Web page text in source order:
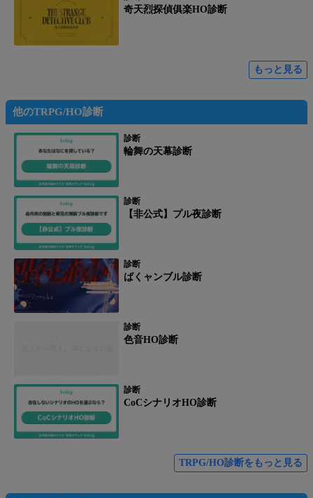
奇天烈探偵俱楽HO診断
もっと見る
他のTRPG/HO診断
診断
輪舞の天幕診断
診断
【非公式】プル夜診断
診断
ばくャンブル診断
診断
色音HO診断
診断
CoCシナリオHO診断
TRPG/HO診断をもっと見る